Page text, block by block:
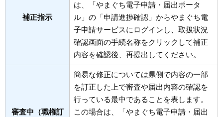
補正指示
は、「やまぐち電子申請・届出ポータ
ル」の「申請進捗確認」からやまぐち電
子申請サービスにログインし、取扱状況
確認画面の手続名称をクリックして補正
内容を確認後、再提出してください。
審査中（職権訂
簡易な修正については県側で内容の一部
を訂正した上で審査や届出内容の確認を
行っている最中であることを表します。
この場合は、「やまぐち電子申請・届出